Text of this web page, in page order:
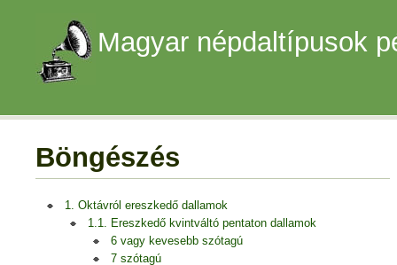
Magyar népdaltípusok
Böngészés
1. Oktávról ereszkedő dallamok
1.1. Ereszkedő kvintváltó pentaton dallamok
6 vagy kevesebb szótagú
7 szótagú